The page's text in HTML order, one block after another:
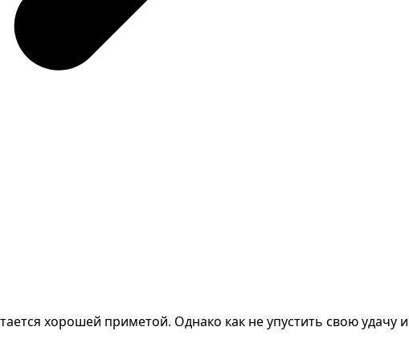
хорошей приметой. Однако как не упустить свою удачу